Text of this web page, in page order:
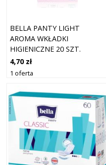
BELLA PANTY LIGHT
AROMA WKŁADKI
HIGIENICZNE 20 SZT.
4,70 zł
1 oferta